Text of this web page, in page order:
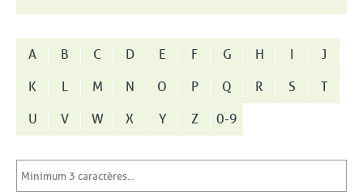
A B C D E F G H I
J
K
L M N O P Q R S
T
U
V W X Y Z 0-9